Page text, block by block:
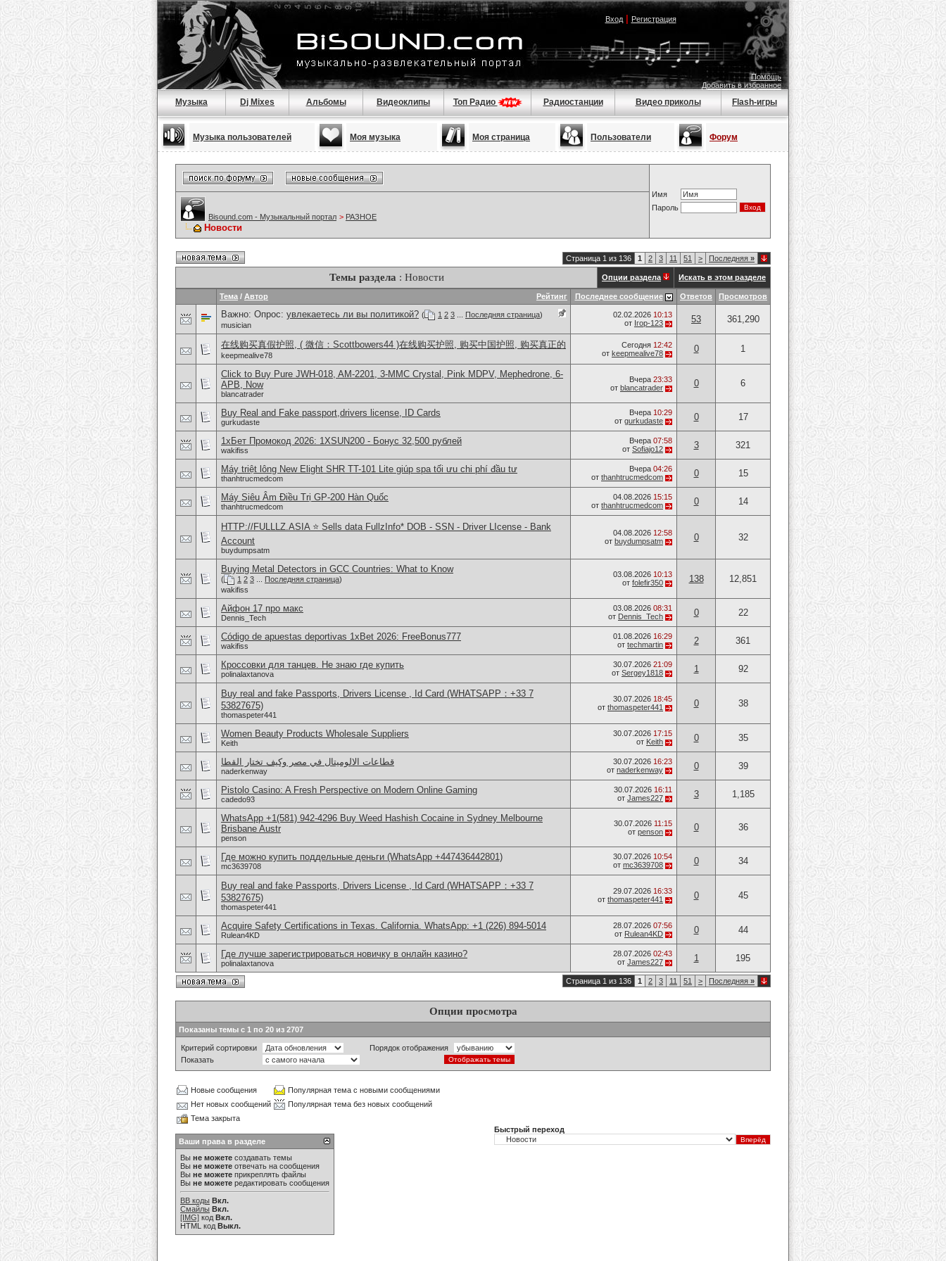
Вход| Регистрация
Помощь
Добавить в избранное
Музыка Dj Mixes Альбомы Видеоклипы Топ Радио Радиостанции Видео приколы Flash-игры
Музыка пользователей Моя музыка Моя страница Пользователи Форум
Имя
Пароль
Bisound.com - Музыкальный портал > РАЗНОЕ
Новости
Страница 1 из 136 1 2 3 11 51 > Последняя »
Темы раздела : Новости Опции раздела Искать в этом разделе
Рейтинг
Тема / Автор Последнее сообщение Ответов Просмотров
Важно: Опрос: увлекаетесь ли вы политикой? ( 1 2 3 Последняя страница)
musician
02.02.2026 10:13
от Ігор-123 53 361,290
在线购买真假护照, ( 微信：Scottbowers44 )在线购买护照, 购买中国护照, 购买真正的
keepmealive78
Сегодня 12:42
от keepmealive78 0 1
Click to Buy Pure JWH-018, AM-2201, 3-MMC Crystal, Pink MDPV, Mephedrone, 6-
APB, Now
blancatrader
Вчера 23:33
от blancatrader 0 6
Buy Real and Fake passport,drivers license, ID Cards
gurkudaste
Вчера 10:29
от gurkudaste 0 17
1хБет Промокод 2026: 1XSUN200 - Бонус 32,500 рублей
wakifiss
Вчера 07:58
от Sofiajo12 3 321
Máy triệt lông New Elight SHR TT-101 Lite giúp spa tối ưu chi phí đầu tư
thanhtrucmedcom
Вчера 04:26
от thanhtrucmedcom 0 15
Máy Siêu Âm Điều Trị GP-200 Hàn Quốc
thanhtrucmedcom
04.08.2026 15:15
от thanhtrucmedcom 0 14
HTTP://FULLLZ.ASIA ⭐️ Sells data FullzInfo* DOB - SSN - Driver LIcense - Bank
Account
buydumpsatm
04.08.2026 12:58
от buydumpsatm 0 32
Buying Metal Detectors in GCC Countries: What to Know
( 1 2 3 Последняя страница)
wakifiss
03.08.2026 10:13
от folefir350 138 12,851
Айфон 17 про макс
Dennis_Tech
03.08.2026 08:31
от Dennis_Tech 0 22
Código de apuestas deportivas 1xBet 2026: FreeBonus777
wakifiss
01.08.2026 16:29
от techmartin 2 361
Кроссовки для танцев. Не знаю где купить
polinalaxtanova
30.07.2026 21:09
от Sergey1818 1 92
Buy real and fake Passports, Drivers License , Id Card (WHATSAPP：+33 7
53827675)
thomaspeter441
30.07.2026 18:45
от thomaspeter441 0 38
Women Beauty Products Wholesale Suppliers
Keith
30.07.2026 17:15
от Keith 0 35
قطاعات الالوميتال في مصر وكيف تختار القطا
naderkenway
30.07.2026 16:23
от naderkenway 0 39
Pistolo Casino: A Fresh Perspective on Modern Online Gaming
cadedo93
30.07.2026 16:11
от James227 3 1,185
WhatsApp +1(581) 942-4296 Buy Weed Hashish Cocaine in Sydney Melbourne
Brisbane Austr
penson
30.07.2026 11:15
от penson 0 36
Где можно купить поддельные деньги (WhatsApp +447436442801)
mc3639708
30.07.2026 10:54
от mc3639708 0 34
Buy real and fake Passports, Drivers License , Id Card (WHATSAPP：+33 7
53827675)
thomaspeter441
29.07.2026 16:33
от thomaspeter441 0 45
Acquire Safety Certifications in Texas. California. WhatsApp: +1 (226) 894-5014
Rulean4KD
28.07.2026 07:56
от Rulean4KD 0 44
Где лучше зарегистрироваться новичку в онлайн казино?
polinalaxtanova
28.07.2026 02:43
от James227 1 195
Страница 1 из 136 1 2 3 11 51 > Последняя »
Опции просмотра
Показаны темы с 1 по 20 из 2707
Критерий сортировки
Порядок отображения
Показать
Новые сообщения
Популярная тема с новыми сообщениями
Нет новых сообщений
Популярная тема без новых сообщений
Тема закрыта
Ваши права в разделе
Вы не можете создавать темы
Вы не можете отвечать на сообщения
Вы не можете прикреплять файлы
Вы не можете редактировать сообщения
BB коды Вкл.
Смайлы Вкл.
[IMG] код Вкл.
HTML код Выкл.
Быстрый переход